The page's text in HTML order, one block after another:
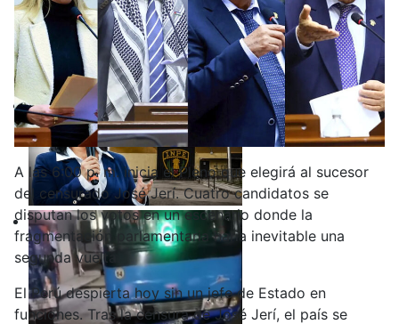
A las 6:00 p. m. inicia el Pleno que elegirá al sucesor
del censurado José Jerí. Cuatro candidatos se
disputan los votos en un escenario donde la
fragmentación parlamentaria haría inevitable una
segunda vuelta.
El Perú despierta hoy sin un jefe de Estado en
funciones. Tras la censura de José Jerí, el país se